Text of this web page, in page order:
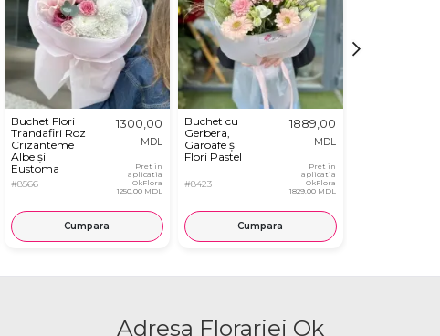
Buchet Flori
Trandafiri Roz
Crizanteme
Albe și
Eustoma
#8566
1300,00
MDL
Pret in
aplicatia
OkFlora
1250,00 MDL
Cumpara
Buchet cu
Gerbera,
Garoafe și
Flori Pastel
#8423
1889,00
MDL
Pret in
aplicatia
OkFlora
1829,00 MDL
Cumpara
Adresa Florariei Ok